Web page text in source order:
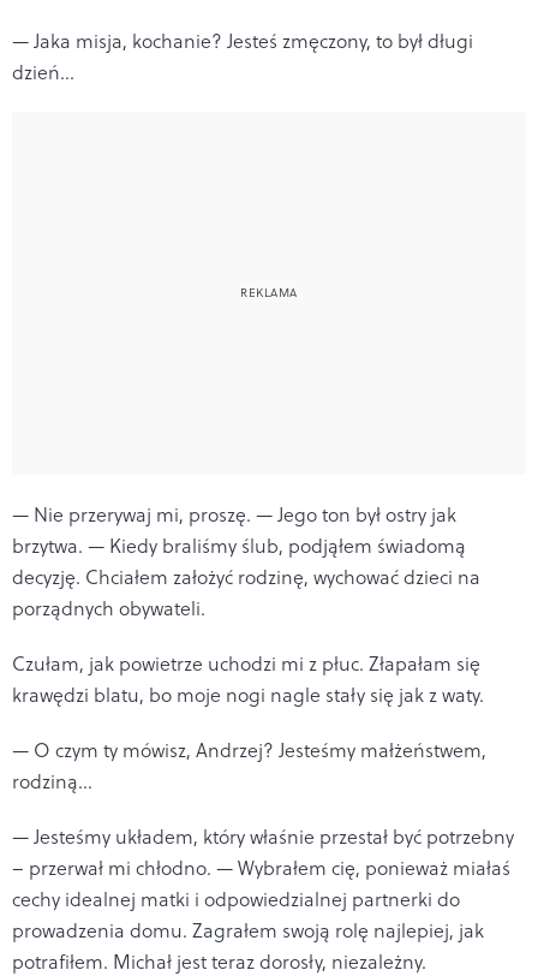
— Jaka misja, kochanie? Jesteś zmęczony, to był długi
dzień...
— Nie przerywaj mi, proszę. — Jego ton był ostry jak
brzytwa. — Kiedy braliśmy ślub, podjąłem świadomą
decyzję. Chciałem założyć rodzinę, wychować dzieci na
porządnych obywateli.
Czułam, jak powietrze uchodzi mi z płuc. Złapałam się
krawędzi blatu, bo moje nogi nagle stały się jak z waty.
— O czym ty mówisz, Andrzej? Jesteśmy małżeństwem,
rodziną...
— Jesteśmy układem, który właśnie przestał być potrzebny
– przerwał mi chłodno. — Wybrałem cię, ponieważ miałaś
cechy idealnej matki i odpowiedzialnej partnerki do
prowadzenia domu. Zagrałem swoją rolę najlepiej, jak
potrafiłem. Michał jest teraz dorosły, niezależny.